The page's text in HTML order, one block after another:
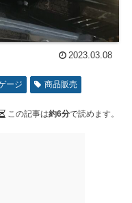
2023.03.08
ージ 商品販売
この記事は約6分で読めます。